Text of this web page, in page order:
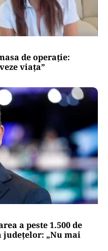
de operație:
viața”
a peste 1.500 de
„Nu mai